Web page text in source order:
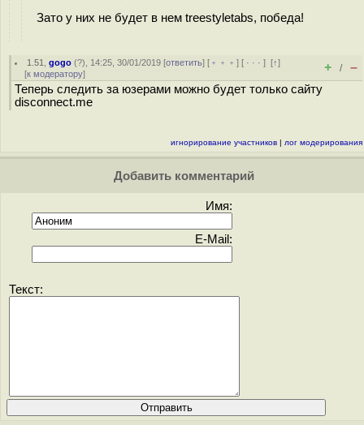
Зато у них не будет в нем treestyletabs, победа!
1.51 ,gogo (?), 14:25, 30/01/2019 [ответить] [ ﹢﹢﹢] [ · · ·][↑]
[к модератору] + / –
Теперь следить за юзерами можно будет только сайту
disconnect.me
игнорирование участников | лог модерирования
Добавить комментарий
Имя:
E-Mail:
Текст: